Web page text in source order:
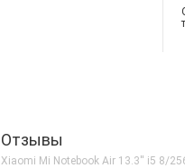
Отзывы
Xiaomi Mi Notebook Air 13.3'' i5 8/